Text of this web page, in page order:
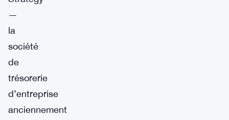
—
la
société
de
trésorerie
d’entreprise
anciennement